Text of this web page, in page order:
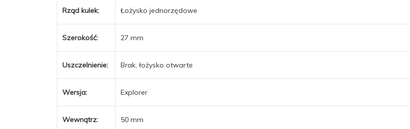
Rząd kulek: Łożysko jednorzędowe
Szerokość: 27 mm
Uszczelnienie: Brak, łożysko otwarte
Wersja: Explorer
Wewnątrz: 50 mm